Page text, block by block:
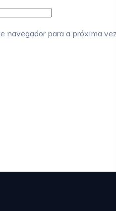
navegador para a próxima